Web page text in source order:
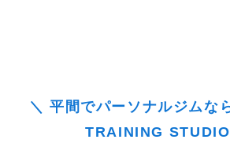
＼ 平間でパーソナルジムな
TRAINING